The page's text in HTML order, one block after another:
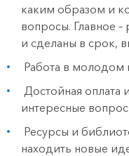
каким образом и
вопросы. Главное –
и сделаны в срок‚
Работа в молодом
Достойная оплата
интересные
Ресурсы и
находить новые